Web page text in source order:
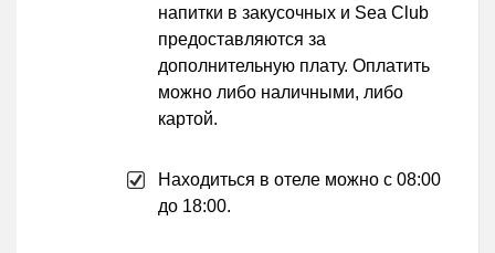
напитки в закусочных и Sea Club
предоставляются за
дополнительную плату. Оплатить
можно либо наличными, либо
картой.
Находиться в отеле можно с 08:00
до 18:00.